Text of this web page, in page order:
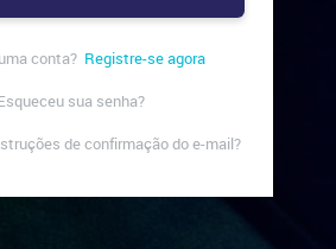
Registre-se agora
sua senha?
de confirmação do e-mail?